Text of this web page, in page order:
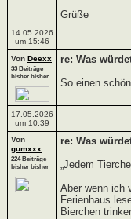
Grüße
14.05.2026
um 15:46
Von Deexx
33 Beiträge
bisher bisher
re: Was
So einen
17.05.2026
um 10:39
Von
gumxxx
224 Beiträge
bisher bisher
re: Was
„Jedem
Aber wenn ich
Ferienhaus
Bierchen